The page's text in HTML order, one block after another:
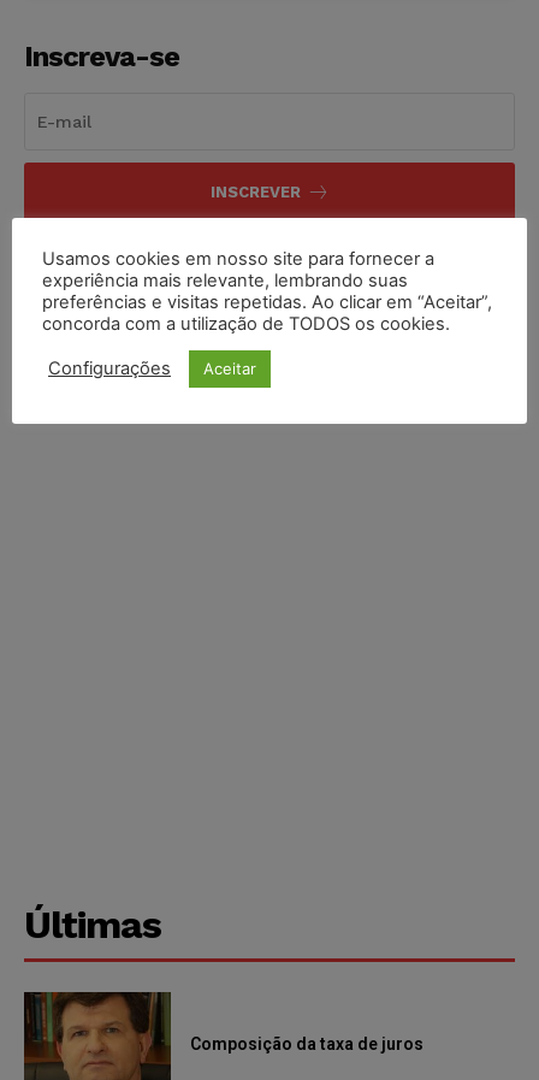
Inscreva-se
INSCREVER
Li e aceito a Política de Privacidade
Últimas
Composição da taxa de juros
Usamos cookies em nosso site para fornecer a
experiência mais relevante, lembrando suas
preferências e visitas repetidas. Ao clicar em “Aceitar”,
concorda com a utilização de TODOS os cookies.
Configurações Aceitar